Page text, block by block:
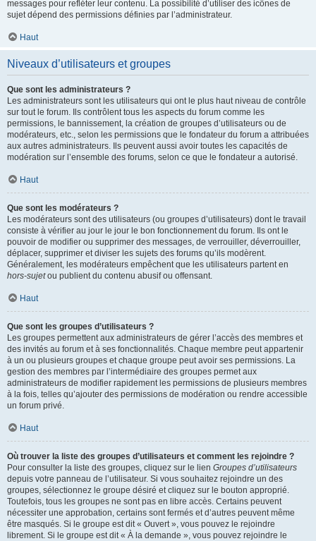
messages pour refléter leur contenu. La possibilité d’utiliser des icônes de
sujet dépend des permissions définies par l’administrateur.
Haut
Niveaux d’utilisateurs et groupes
Que sont les administrateurs ?
Les administrateurs sont les utilisateurs qui ont le plus haut niveau de contrôle
sur tout le forum. Ils contrôlent tous les aspects du forum comme les
permissions, le bannissement, la création de groupes d’utilisateurs ou de
modérateurs, etc., selon les permissions que le fondateur du forum a attribuées
aux autres administrateurs. Ils peuvent aussi avoir toutes les capacités de
modération sur l’ensemble des forums, selon ce que le fondateur a autorisé.
Haut
Que sont les modérateurs ?
Les modérateurs sont des utilisateurs (ou groupes d’utilisateurs) dont le travail
consiste à vérifier au jour le jour le bon fonctionnement du forum. Ils ont le
pouvoir de modifier ou supprimer des messages, de verrouiller, déverrouiller,
déplacer, supprimer et diviser les sujets des forums qu’ils modèrent.
Généralement, les modérateurs empêchent que les utilisateurs partent en
hors-sujetou publient du contenu abusif ou offensant.
Haut
Que sont les groupes d’utilisateurs ?
Les groupes permettent aux administrateurs de gérer l’accès des membres et
des invités au forum et à ses fonctionnalités. Chaque membre peut appartenir
à un ou plusieurs groupes et chaque groupe peut avoir ses permissions. La
gestion des membres par l’intermédiaire des groupes permet aux
administrateurs de modifier rapidement les permissions de plusieurs membres
à la fois, telles qu’ajouter des permissions de modération ou rendre accessible
un forum privé.
Haut
Où trouver la liste des groupes d’utilisateurs et comment les rejoindre ?
Pour consulter la liste des groupes, cliquez sur le lien Groupes d’utilisateurs
depuis votre panneau de l’utilisateur. Si vous souhaitez rejoindre un des
groupes, sélectionnez le groupe désiré et cliquez sur le bouton approprié.
Toutefois, tous les groupes ne sont pas en libre accès. Certains peuvent
nécessiter une approbation, certains sont fermés et d’autres peuvent même
être masqués. Si le groupe est dit « Ouvert », vous pouvez le rejoindre
librement. Si le groupe est dit « À la demande », vous pouvez rejoindre le